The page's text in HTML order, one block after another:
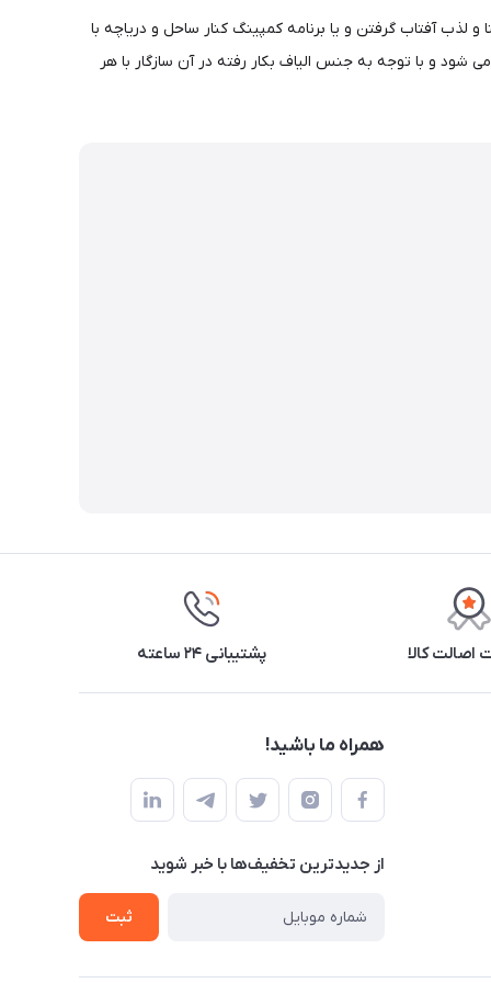
آفتاب گرفتن و یا برنامه کمپینگ کنار ساحل و دریاچه با
کنید.حوله نیچرهایک در کمتر از 5 دقیقه زیر نور خورشید خشک می شود و با توجه به جنس الیاف بکار رفته در آن سازگار با هر
اصالت کالا پشتیبانی ۲۴ ساعته
همراه ما باشید!
از جدید‌ترین تخفیف‌ها با‌ خبر شوید
ثبت